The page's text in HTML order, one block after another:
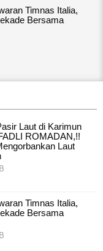
Timnas Italia,
Bersama
Laut di Karimun
ROMADAN,!!
Laut
Timnas Italia,
Bersama